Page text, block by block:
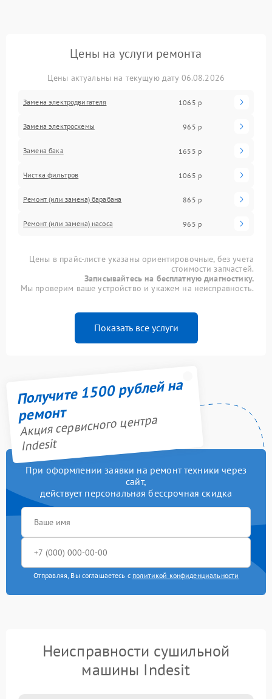
Цены на услуги ремонта
Цены актуальны на текущую дату 06.08.2026
Замена электродвигателя 1065 р
Замена электросхемы 965 р
Замена бака 1655 р
Чистка фильтров 1065 р
Ремонт (или замена) барабана 865 р
Ремонт (или замена) насоса 965 р
Цены в прайс-листе указаны ориентировочные, без учета
стоимости запчастей.
Записывайтесь на бесплатную диагностику.
Мы проверим ваше устройство и укажем на неисправность.
Показать все услуги
Получите 1500 рублей на
ремонт
Акция сервисного центра
Indesit
При оформлении заявки на ремонт техники через
сайт,
действует персональная бессрочная скидка
Отправляя, Вы соглашаетесь с политикой конфиденциальности
Неисправности сушильной
машины Indesit